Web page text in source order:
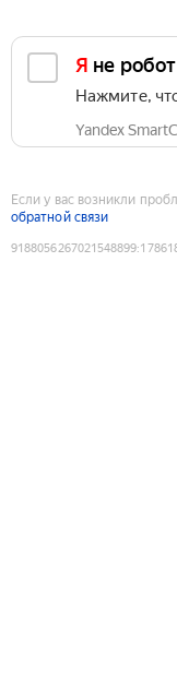
Я не робот
Нажмите,
Yandex
Если у вас возникли
обратной связи
9188056267021548899: